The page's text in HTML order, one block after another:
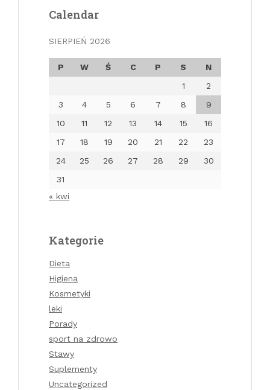
Calendar
SIERPIEŃ 2026
P W Ś C P S
N
1
2
3
4 5 6 7 8
9
10
11 12 13 14 15
16
17
18 19 20 21 22
23
24
25 26 27 28 29
30
31
« kwi
Kategorie
Dieta
Higiena
Kosmetyki
leki
Porady
sport na zdrowo
Stawy
Suplementy
Uncategorized